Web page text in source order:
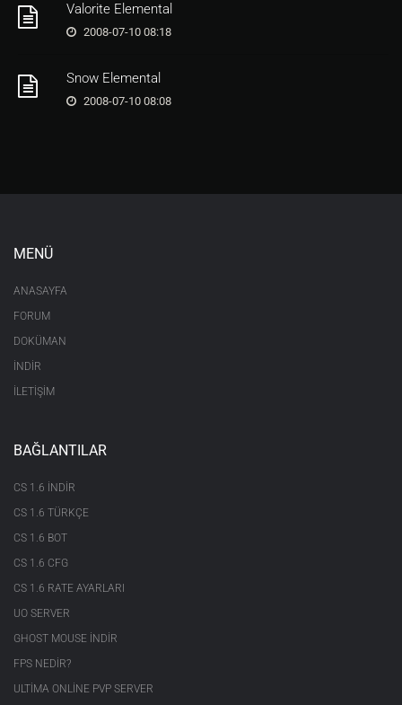
Valorite Elemental
2008-07-10 08:18
Snow Elemental
2008-07-10 08:08
MENÜ
ANASAYFA
FORUM
DOKÜMAN
İNDİR
İLETİŞİM
BAĞLANTILAR
CS 1.6 INDIR
CS 1.6 TÜRKÇE
CS 1.6 BOT
CS 1.6 CFG
CS 1.6 RATE AYARLARI
UO SERVER
GHOST MOUSE INDIR
FPS NEDIR?
ULTIMA ONLINE PVP SERVER